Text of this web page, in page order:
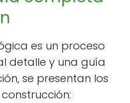
es un proceso
detalle y una guía
se presentan los